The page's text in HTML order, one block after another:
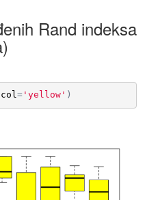
Rand indeksa
col='yellow' )